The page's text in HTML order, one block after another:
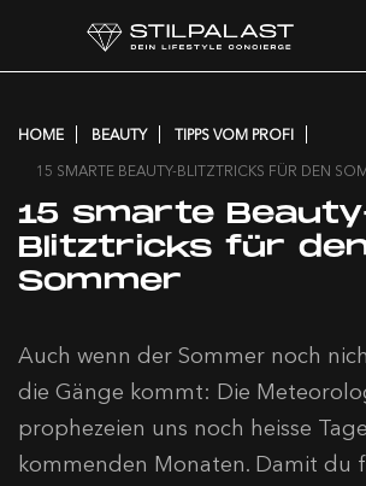
HOME BEAUTY
TIPPS VOM PROFI
15 SMARTE BEAUTY-BLITZTRICKS FÜR DEN
15 smarte
Blitztricks für
Sommer
Auch wenn der Sommer noch
die Gänge kommt: Die
prophezeien uns noch heisse
kommenden Monaten. Damit du